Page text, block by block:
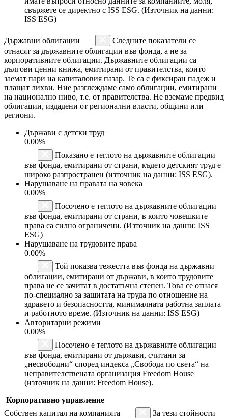
свържете се директно с ISS ESG. (Източник на данни:
ISS ESG)
Държавни облигации
Следните показатели се
отнасят за държавните облигации във фонда, а не за
корпоративните облигации. Държавните облигации са
дългови ценни книжа, емитирани от правителства, които
заемат пари на капиталовия пазар. Те са с фиксиран падеж и
плащат лихви. Ние разглеждаме само облигации, емитирани
на национално ниво, т.е. от правителства. Не вземаме предвид
облигации, издадени от регионални власти, общини или
региони.
Държави с детски труд
0.00%
Показано е теглото на държавните облигации
във фонда, емитирани от страни, където детският труд е
широко разпространен (източник на данни: ISS ESG).
Нарушаване на правата на човека
0.00%
Посочено е теглото на държавните облигации
във фонда, емитирани от страни, в които човешките
права са силно ограничени. (Източник на данни: ISS
ESG)
Нарушаване на трудовите права
0.00%
Той показва тежестта във фонда на държавни
облигации, емитирани от държави, в които трудовите
права не се зачитат в достатъчна степен. Това се отнася
по-специално за защитата на труда по отношение на
здравето и безопасността, минималната работна заплата
и работното време. (Източник на данни: ISS ESG)
Авторитарни режими
0.00%
Посочено е теглото на държавните облигации
във фонда, емитирани от държави, считани за
„несвободни“ според индекса „Свобода по света“ на
неправителствената организация Freedom House
(източник на данни: Freedom House).
Корпоративно управление
Собствен капитал на компанията
За тези стойности